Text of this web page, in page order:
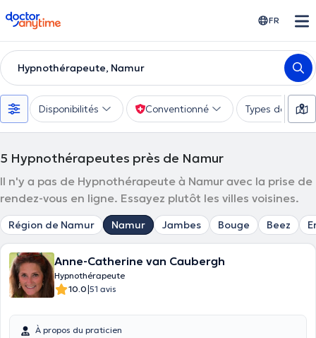
doctoranytime FR
Hypnothérapeute, Namur
Disponibilités Conventionné Types de
5 Hypnothérapeutes près de Namur
Il n'y a pas de Hypnothérapeute à Namur avec la prise de
rendez-vous en ligne. Essayez plutôt les villes voisines.
Région de Namur Namur Jambes Bouge Beez
Anne-Catherine van Caubergh
Hypnothérapeute
10.0|51 avis
À propos du praticien